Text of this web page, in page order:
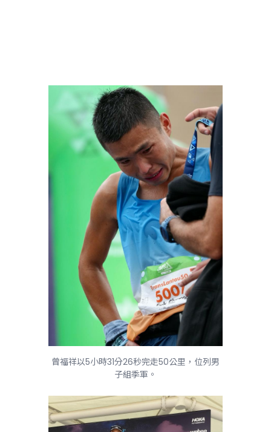
曾福祥以5小時31分26秒完走50公里，位列男
子組季軍。